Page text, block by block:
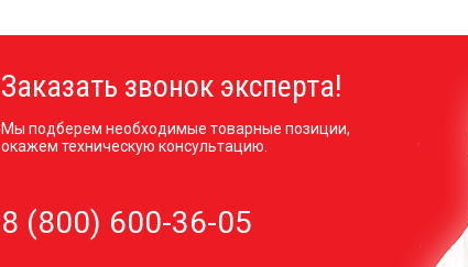
Заказать звонок эксперта!
Мы подберем необходимые товарные позиции,
окажем техническую консультацию.
8 (800) 600-36-05